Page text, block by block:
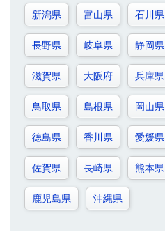
新潟県 富山県 石川県
長野県 岐阜県 静岡県
滋賀県 大阪府 兵庫県
鳥取県 島根県 岡山県
徳島県 香川県 愛媛県
佐賀県 長崎県 熊本県
鹿児島県 沖縄県